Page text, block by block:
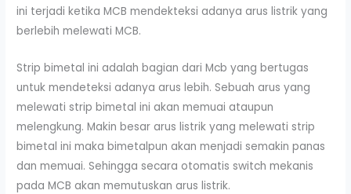
ini terjadi ketika MCB mendekteksi adanya arus listrik yang
berlebih melewati MCB.
Strip bimetal ini adalah bagian dari Mcb yang bertugas
untuk mendeteksi adanya arus lebih. Sebuah arus yang
melewati strip bimetal ini akan memuai ataupun
melengkung. Makin besar arus listrik yang melewati strip
bimetal ini maka bimetalpun akan menjadi semakin panas
dan memuai. Sehingga secara otomatis switch mekanis
pada MCB akan memutuskan arus listrik.